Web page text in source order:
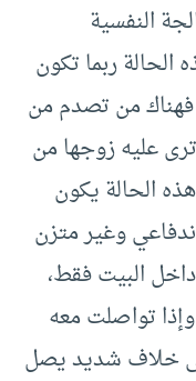
النفسية
الحالة ربما تكون
فهناك من تصدم من
عليه زوجها من
الحالة يكون
وغير متزن
البيت فقط،
تواصلت معه
خلاف شديد يصل